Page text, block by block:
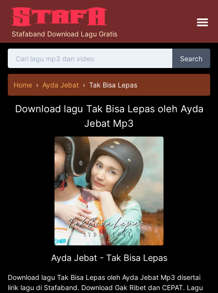
Stafaband Download Lagu Gratis
Search
Home › Ayda Jebat › Tak Bisa Lepas
Download lagu Tak Bisa Lepas oleh Ayda
Jebat Mp3
Ayda Jebat - Tak Bisa Lepas
Download lagu Tak Bisa Lepas oleh Ayda Jebat Mp3 disertai
lirik lagu di Stafaband. Download Gak Ribet dan CEPAT. Lagu